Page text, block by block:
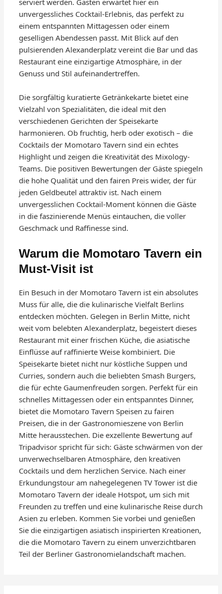
unvergessliches Cocktail-Erlebnis, das perfekt zu
einem entspannten Mittagessen oder einem
geselligen Abendessen passt. Mit Blick auf den
pulsierenden Alexanderplatz vereint die Bar und das
Restaurant eine einzigartige Atmosphäre, in der
Genuss und Stil aufeinandertreffen.
Die sorgfältig kuratierte Getränkekarte bietet eine
Vielzahl von Spezialitäten, die ideal mit den
verschiedenen Gerichten der Speisekarte
harmonieren. Ob fruchtig, herb oder exotisch – die
Cocktails der Momotaro Tavern sind ein echtes
Highlight und zeigen die Kreativität des Mixology-
Teams. Die positiven Bewertungen der Gäste spiegeln
die hohe Qualität und den fairen Preis wider, der für
jeden Geldbeutel attraktiv ist. Nach einem
unvergesslichen Cocktail-Moment können die Gäste
in die faszinierende Menüs eintauchen, die voller
Geschmack und Raffinesse sind.
Warum die Momotaro Tavern ein
Must-Visit ist
Ein Besuch in der Momotaro Tavern ist ein absolutes
Muss für alle, die die kulinarische Vielfalt Berlins
entdecken möchten. Gelegen in Berlin Mitte, nicht
weit vom belebten Alexanderplatz, begeistert dieses
Restaurant mit einer frischen Küche, die asiatische
Einflüsse auf raffinierte Weise kombiniert. Die
Speisekarte bietet nicht nur köstliche Suppen und
Curries, sondern auch die beliebten Smash Burgers,
die für echte Gaumenfreuden sorgen. Perfekt für ein
schnelles Mittagessen oder ein entspanntes Dinner,
bietet die Momotaro Tavern Speisen zu fairen
Preisen, die in der Gastronomieszene von Berlin
Mitte herausstechen. Die exzellente Bewertung auf
Tripadvisor spricht für sich: Gäste schwärmen von der
unverwechselbaren Atmosphäre, den kreativen
Cocktails und dem herzlichen Service. Nach einer
Erkundungstour am nahegelegenen TV Tower ist die
Momotaro Tavern der ideale Hotspot, um sich mit
Freunden zu treffen und eine kulinarische Reise durch
Asien zu erleben. Kommen Sie vorbei und genießen
Sie die einzigartigen asiatisch inspirierten Kreationen,
die die Momotaro Tavern zu einem unverzichtbaren
Teil der Berliner Gastronomielandschaft machen.